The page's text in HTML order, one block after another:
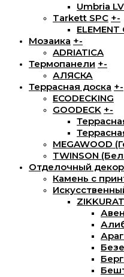
Umbria
Tarkett SPC +-
ELEMENT
Мозаика +-
ADRIATICA
Термопанели +-
АЛЯСКА
Террасная доска +-
ECODECKING
GOODECK +-
MEGAWOOD
TWINSON
Отделочный
Камень с
ZIKKURAT
Берг